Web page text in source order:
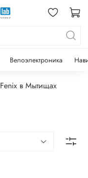
Велоэлектроника
Fenix в Мытищах